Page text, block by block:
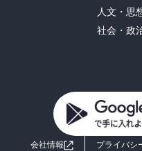
人文・思
社会・政
会社情報 プライバシ